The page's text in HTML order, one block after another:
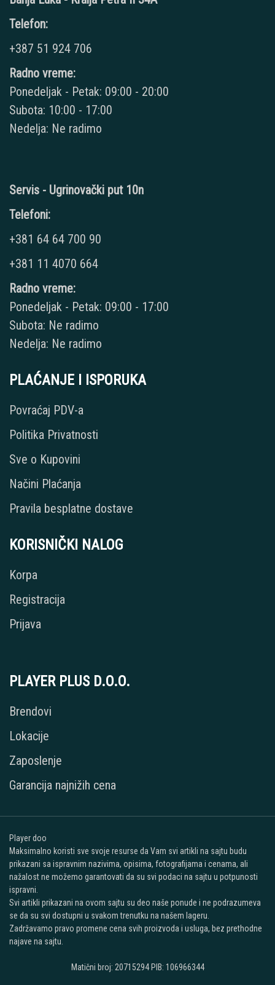
Telefon:
+387 51 924 706
Radno vreme:
Ponedeljak - Petak: 09:00 - 20:00
Subota: 10:00 - 17:00
Nedelja: Ne radimo
Servis - Ugrinovački put 10n
Telefoni:
+381 64 64 700 90
+381 11 4070 664
Radno vreme:
Ponedeljak - Petak: 09:00 - 17:00
Subota: Ne radimo
Nedelja: Ne radimo
PLAĆANJE I ISPORUKA
Povraćaj PDV-a
Politika Privatnosti
Sve o Kupovini
Načini Plaćanja
Pravila besplatne dostave
KORISNIČKI NALOG
Korpa
Registracija
Prijava
PLAYER PLUS D.O.O.
Brendovi
Lokacije
Zaposlenje
Garancija najnižih cena
Player doo
Maksimalno koristi sve svoje resurse da Vam svi artikli na sajtu budu
prikazani sa ispravnim nazivima, opisima, fotografijama i cenama, ali
nažalost ne možemo garantovati da su svi podaci na sajtu u potpunosti
ispravni.
Svi artikli prikazani na ovom sajtu su deo naše ponude i ne podrazumeva
se da su svi dostupni u svakom trenutku na našem lageru.
Zadržavamo pravo promene cena svih proizvoda i usluga, bez prethodne
najave na sajtu.
Matični broj: 20715294 PIB: 106966344